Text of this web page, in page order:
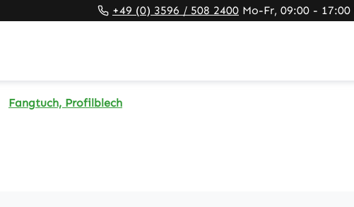
+49 (0) 3596 / 508 2400 Mo-Fr, 09:00 - 17:00
Fangtuch, Profilblech